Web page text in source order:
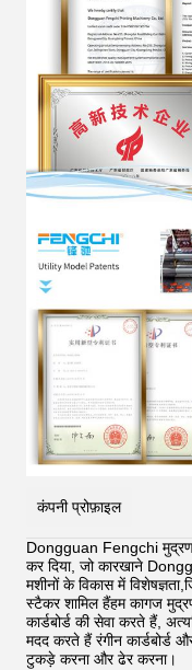
कंपनी प्रोफ़ाइल
Dongguan Fengchi मुद्रण
कर दिया, जो कारखाने
मशीनों के विकास में
स्टैकर शामिल हैंहम कागज
कार्डबोर्ड की सेवा करते हैं,
मदद करते हैं रंगीन कार्डबोर्ड
टुकड़े करना और ढेर करना।